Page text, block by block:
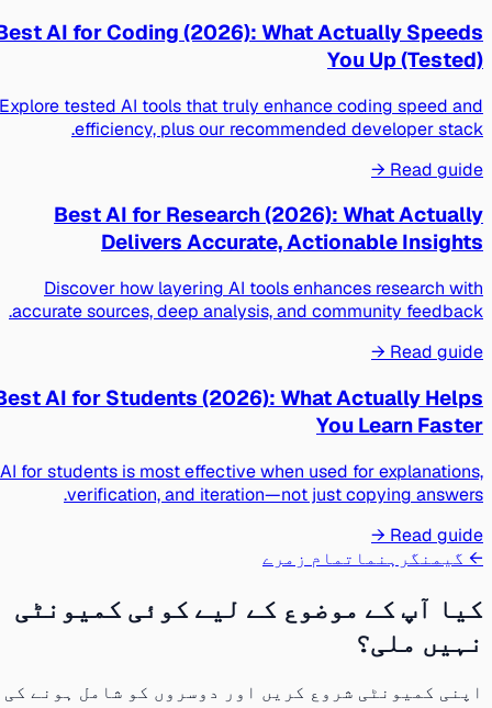
Best AI for Coding (2026): What Actually Speeds
You Up (Tested)
Explore tested AI tools that truly enhance coding speed and
efficiency, plus our recommended developer stack.
Read guide →
Best AI for Research (2026): What Actually
Delivers Accurate, Actionable Insights
Discover how layering AI tools enhances research with
accurate sources, deep analysis, and community feedback.
Read guide →
Best AI for Students (2026): What Actually Helps
You Learn Faster
AI for students is most effective when used for explanations,
verification, and iteration—not just copying answers.
Read guide →
← گیمنگرہنماتمام زمرے
کیا آپ کے موضوع کے لیے کوئی کمیونٹی
نہیں ملی؟
اپنی کمیونٹی شروع کریں اور دوسروں کو شامل ہونے کی